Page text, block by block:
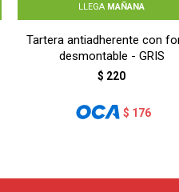
LLEGA MAÑANA
Tartera antiadherente con
desmontable - GRIS
$ 220
$ 176